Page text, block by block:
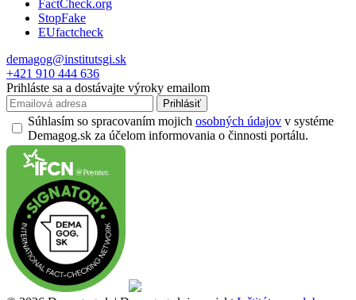
FactCheck.org
StopFake
EUfactcheck
demagog@institutsgi.sk
+421 910 444 636
Prihláste sa a dostávajte výroky emailom
Prihlásiť
Súhlasím so spracovaním mojich osobných údajov v systéme
Demagog.sk za účelom informovania o činnosti portálu.